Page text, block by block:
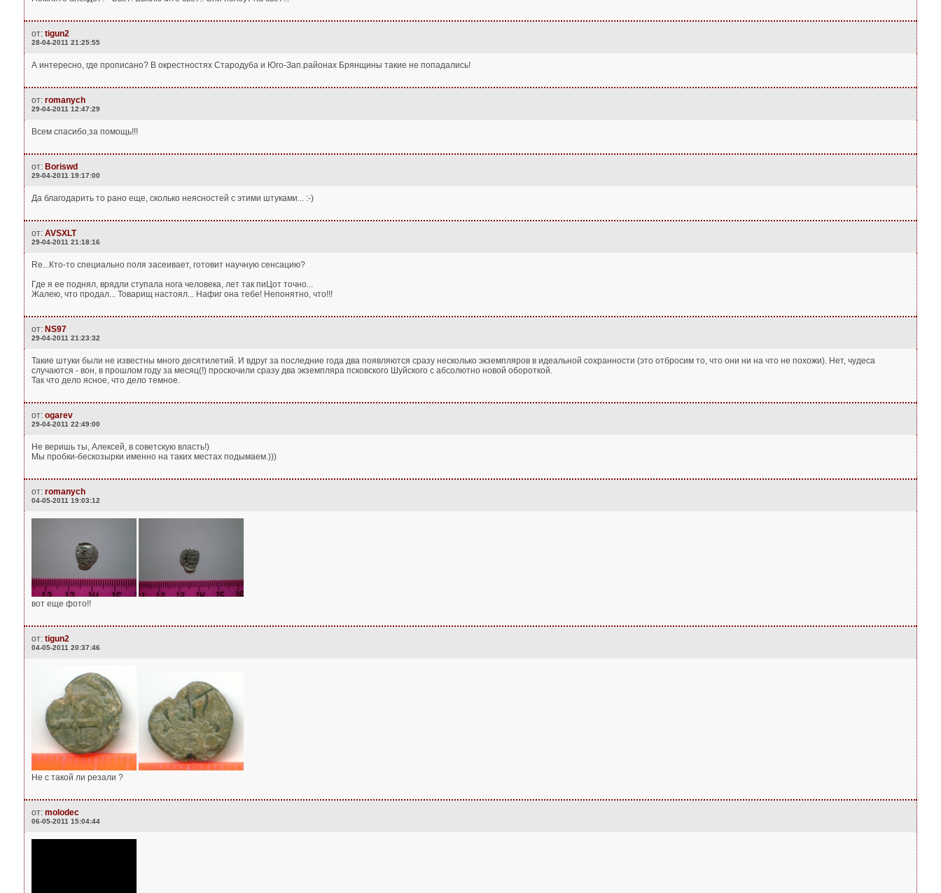
от: tigun2
28-04-2011 21:25:55
А интересно, где прописано? В окрестностях Стародуба и Юго-Зап.районах Брянщины такие не попадались!
от: romanych
29-04-2011 12:47:29
Всем спасибо,за помощь!!!
от: Boriswd
29-04-2011 19:17:00
Да благодарить то рано еще, сколько неясностей с этими штуками... :-)
от: AVSXLT
29-04-2011 21:18:16
Re...Кто-то специально поля засеивает, готовит научную сенсацию?
Где я ее поднял, врядли ступала нога человека, лет так пиЦот точно...
Жалею, что продал... Товарищ настоял... Нафиг она тебе! Непонятно, что!!!
от: NS97
29-04-2011 21:23:32
Такие штуки были не известны много десятилетий. И вдруг за последние года два появляются сразу несколько экземпляров в идеальной сохранности (это отбросим то, что они ни на что не похожи). Нет, чудеса
случаются - вон, в прошлом году за месяц(!) проскочили сразу два экземпляра псковского Шуйского с абсолютно новой обороткой.
Так что дело ясное, что дело темное.
от: ogarev
29-04-2011 22:49:00
Не веришь ты, Алексей, в советскую власть!)
Мы пробки-бескозырки именно на таких местах подымаем.)))
от: romanych
04-05-2011 19:03:12
вот еще фото!!
от: tigun2
04-05-2011 20:37:46
Не с такой ли резали ?
от: molodec
06-05-2011 15:04:44